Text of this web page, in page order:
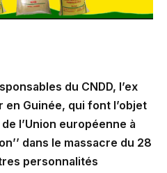
du CNDD, l’ex
Guinée, qui font l’objet
l’Union européenne à
dans le massacre du 28
personnalités